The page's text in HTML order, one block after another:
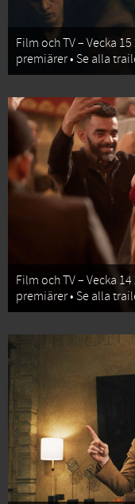
Film och TV – Vecka
premiärer • Se alla
Film och TV – Vecka
premiärer • Se alla